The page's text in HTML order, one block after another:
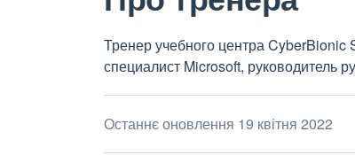
Тренер учебного центра
специалист Microsoft, руководитель
Останнє оновлення 19 квітня 2022